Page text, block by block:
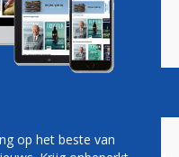
Vacatures
op het beste van